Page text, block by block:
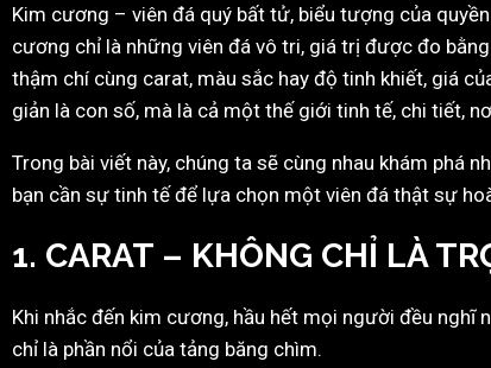
Kim cương – viên đá quý bất tử, biểu tượng của
cương chỉ là những viên đá vô tri, giá trị được đo
thậm chí cùng carat, màu sắc hay độ tinh khiết, giá
giản là con số, mà là cả một thế giới tinh tế, chi tiết,
Trong bài viết này, chúng ta sẽ cùng nhau khám phá
bạn cần sự tinh tế để lựa chọn một viên đá thật sự
1. CARAT – KHÔNG CHỈ LÀ
Khi nhắc đến kim cương, hầu hết mọi người đều
chỉ là phần nổi của tảng băng chìm.